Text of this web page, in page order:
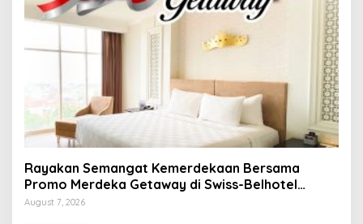
Rayakan Semangat Kemerdekaan Bersama
Promo Merdeka Getaway di Swiss-Belhotel
Lampung
August 7, 2026